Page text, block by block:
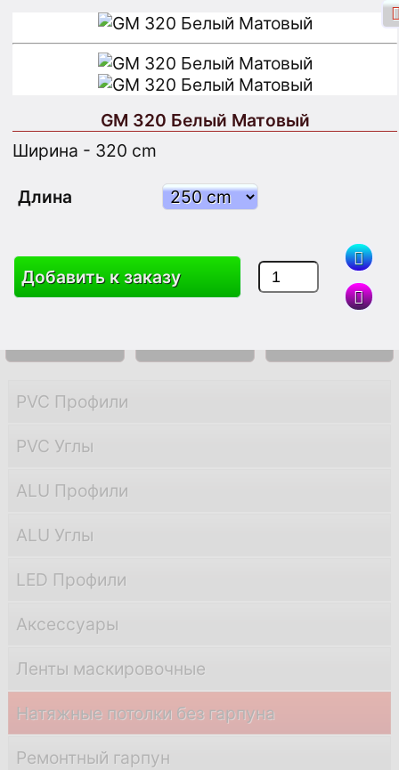
Вход через Facebook Вход
Зарегистрироваться
Поиск
PVC Профили
PVC Углы
ALU Профили
ALU Углы
LED Профили
Аксессуары
Ленты маскировочные
Натяжные потолки без гарпуна
Ремонтный гарпун
GM 320 Белый Матовый
Ширина - 320 cm
Длина
Добавить к заказу